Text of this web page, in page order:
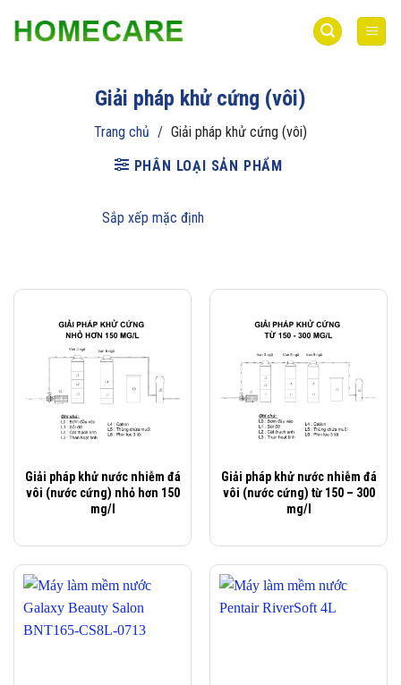
qua
Giải pháp khử cứng (vôi)
Trang chủ / Giải pháp khử cứng (vôi)
PHÂN LOẠI SẢN PHẨM
Giải pháp khử nước nhiễm đá
vôi (nước cứng) nhỏ hơn 150
mg/l
Giải pháp khử nước nhiễm đá
vôi (nước cứng) từ 150 – 300
mg/l